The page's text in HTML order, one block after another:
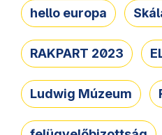
hello europa
RAKPART 2023
Ludwig Múzeum